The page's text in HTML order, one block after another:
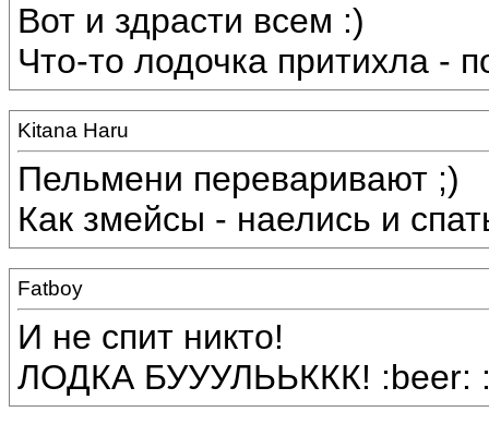
Вот и здрасти всем :)
Что-то лодочка притихла -
Kitana Haru
Пельмени переваривают ;)
Как змейсы - наелись и
Fatboy
И не спит никто!
ЛОДКА БУУУЛЬЬККК! :beer: